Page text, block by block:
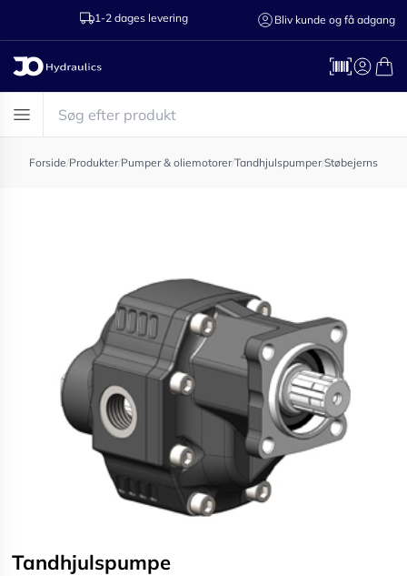
1-2 dages levering Ring til os
Bliv kunde og få adgang
Forside/Produkter/Pumper & oliemotorer/Tandhjulspumper/
Tandhjulspumpe